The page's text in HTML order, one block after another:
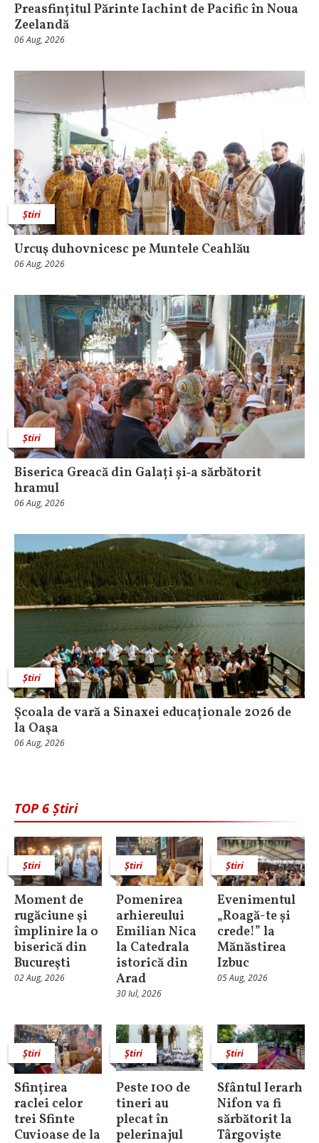
Preasfințitul Părinte Iachint de Pacific în Noua
Zeelandă
06 Aug, 2026
Știri
Urcuş duhovnicesc pe Muntele Ceahlău
06 Aug, 2026
Știri
Biserica Greacă din Galați și‑a sărbătorit
hramul
06 Aug, 2026
Știri
Școala de vară a Sinaxei educaționale 2026 de
la Oaşa
06 Aug, 2026
TOP 6 Știri
Știri
Moment de
rugăciune şi
împlinire la o
biserică din
Bucureşti
02 Aug, 2026
Știri
Pomenirea
arhiereului
Emilian Nica
la Catedrala
istorică din
Arad
30 Iul, 2026
Știri
Evenimentul
„Roagă-te și
crede!” la
Mănăstirea
Izbuc
05 Aug, 2026
Știri
Sfințirea
raclei celor
trei Sfinte
Cuvioase de la
Știri
Peste 100 de
tineri au
plecat în
pelerinajul
Știri
Sfântul Ierarh
Nifon va fi
sărbătorit la
Târgoviște